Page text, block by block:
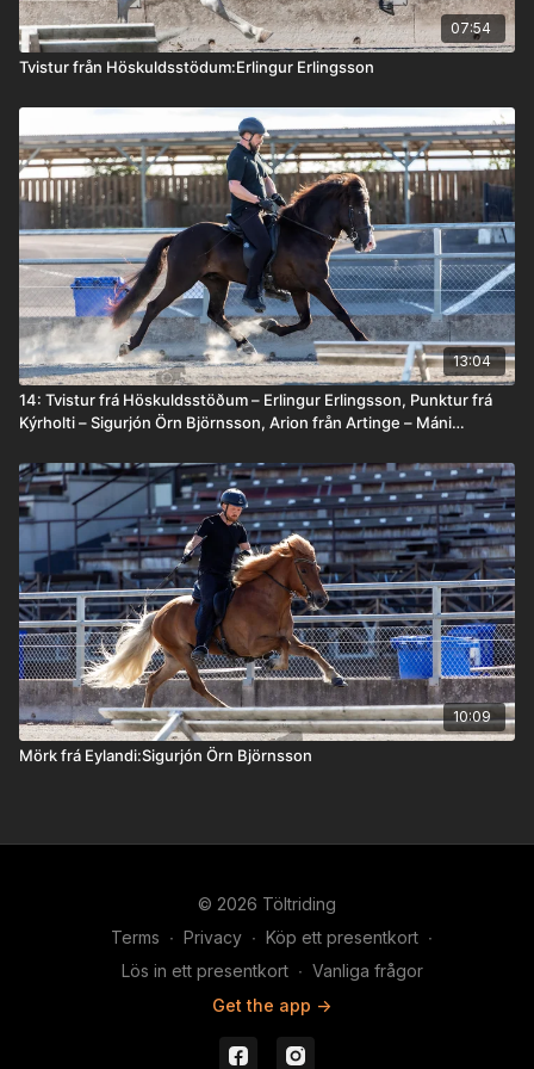
07:54
Tvistur från Höskuldsstödum:Erlingur Erlingsson
13:04
14: Tvistur frá Höskuldsstöðum – Erlingur Erlingsson, Punktur frá
Kýrholti – Sigurjón Örn Björnsson, Arion från Artinge – Máni
10:09
Mörk frá Eylandi:Sigurjón Örn Björnsson
© 2026 Töltriding
Terms ∙ Privacy ∙ Köp ett presentkort ∙
Lös in ett presentkort ∙ Vanliga frågor
Get the app ->